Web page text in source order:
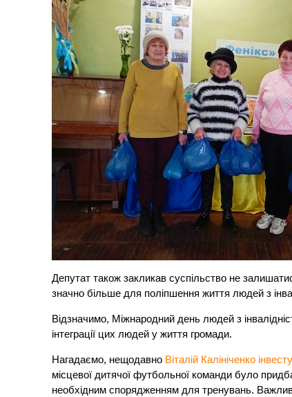
Депутат також закликав суспільство не
значно більше для поліпшення життя людей з
Відзначимо, Міжнародний день людей з
інтеграції цих людей у життя громади.
Нагадаємо, нещодавно Віталій Калініченко
місцевої дитячої футбольної команди було
необхідним спорядженням для тренувань.